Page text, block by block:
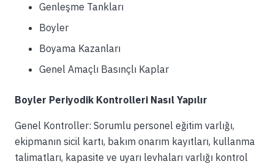
Genleşme Tankları
Boyler
Boyama Kazanları
Genel Amaçlı Basınçlı Kaplar
Boyler Periyodik Kontrolleri Nasıl Yapılır
Genel Kontroller: Sorumlu personel eğitim varlığı,
ekipmanın sicil kartı, bakım onarım kayıtları, kullanma
talimatları, kapasite ve uyarı levhaları varlığı kontrol